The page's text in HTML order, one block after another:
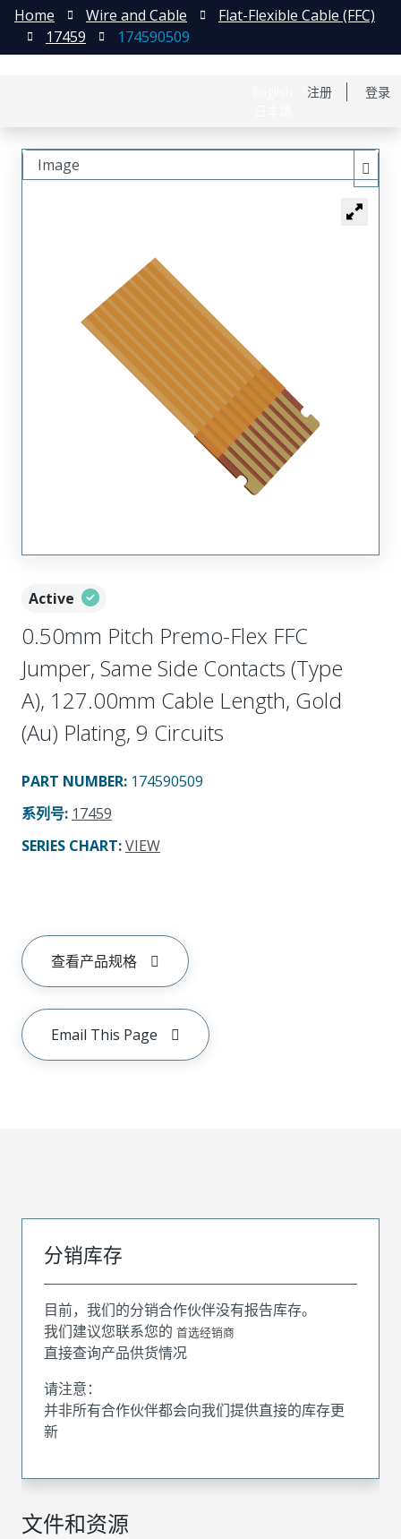
注册 登录
Home Wire and Cable
Flat-Flexible Cable (FFC)
17459
174590509
Active
0.50mm Pitch Premo-Flex FFC
Jumper, Same Side Contacts (Type
A), 127.00mm Cable Length, Gold
(Au) Plating, 9 Circuits
PART NUMBER: 174590509
系列号: 17459
SERIES CHART:VIEW
查看产品规格
Email This Page
Image
文件和资源
分销库存
目前，我们的分销合作伙伴没有报告库存。
我们建议您联系您的 首选经销商
直接查询产品供货情况
请注意：
并非所有合作伙伴都会向我们提供直接的库存更
新